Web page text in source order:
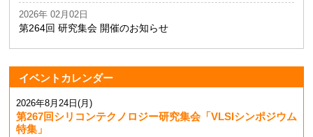
2026年 02月02日
第264回 研究集会 開催のお知らせ
イベントカレンダー
2026年8月24日(月)
第267回シリコンテクノロジー研究集会「VLSIシンポジウム
特集」